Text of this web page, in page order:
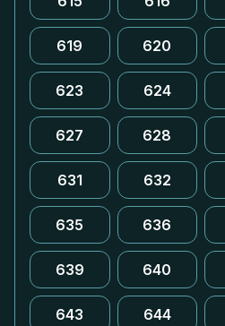
619 620
623 624
627 628
631 632
635 636
639 640
643 644